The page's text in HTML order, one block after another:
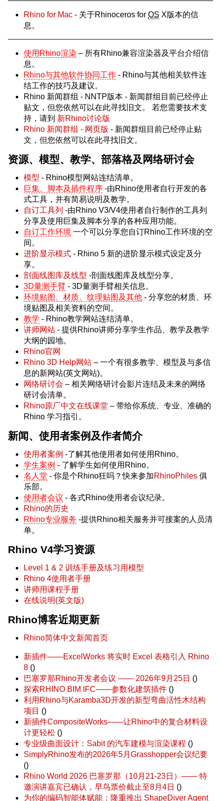
Rhino for Mac - 关于Rhinoceros for OS X版本的信
息。
使用Rhino渲染 – 所有Rhino兼容渲染器及平台介绍信
息。
Rhino与其他软件协同工作 - Rhino与其他相关软件连
结工作的技巧及建议。
Rhino 新闻群组 - NNTP版本 - 新闻群组目前已经停止
贴文，但您依然可以在此寻找旧文。 若您需要技术支
持，请到 新Rhino讨论版
Rhino 新闻群组 - 网页版 - 新闻群组目前已经停止贴
文，但您依然可以在此寻找旧文。
资源、模型、教学、部落格及网络研讨会
模型 - Rhino模型网站连结清单。
巨集、脚本及插件程序 -由Rhino使用者自行开发的各
式工具，并有简易说明及教学。
自订工具列 -由Rhino V3/V4使用者自行制作的工具列
分享及使用巨集及脚本分享的各种应用功能。
自订工作环境 一个可以分享您自订Rhino工作环境的空
间。
进阶显示模式 - Rhino 5 新的进阶显示模式设定及分
享。
剖面线图库及线型 -剖面线图库及线型分享。
3D量测手臂 - 3D量测手臂相关信息。
环境贴图、材质、纹理贴图及其他 - 分享您的材质、环
境贴图及相关资料的空间。
教学 - Rhino教学网站连结清单。
讲师网站 - 提供Rhino讲师分享学生作品、教学及教学
大纲的园地。
Rhino官网
Rhino 3D Help网站 – 一个有很多教学、模型及与多信
息的新网站(英文网站)。
网络研讨会 – 相关网络研讨会影片连结及未来的网络
研讨会清单。
Rhino原厂中文在线课堂 – 带给你系统、专业、准确的
Rhino 学习指引。
新闻、使用者案例及作者简介
使用者案例 -了解其他使用者如何使用Rhino。
学生案例 - 了解学生如何使用Rhino。
名人堂 - 你是个Rhino狂吗？快来参加RhinoPhiles 俱
乐部。
使用者会议 - 各式Rhino使用者会议纪录。
Rhino的历史
Rhino专业服务 -提供Rhino相关服务并可接案的人员清
单。
Rhino V4学习资源
Level 1 & 2 训练手册及练习用模型
Rhino 4使用者手册
讲师用课程手册
在线说明(英文版)
Rhino博客近期更新
Rhino简体中文新闻首页
新插件——ExcelWorks 将实时 Excel 表格引入 Rhino
8 ()
巴塞罗那Rhino开发者会议 —— 2026年9月25日 ()
探索RHINO BIM IFC——参数化建筑插件 ()
利用Rhino与Karamba3D开发的新型弯曲活性木结构
项目 ()
新插件CompositeWorks——让Rhino中的复合材料设
计更轻松 ()
专业级曲面设计：Sabit 的汽车建模与渲染课程 ()
SimplyRhino发布的2026年5月Grasshopper会议纪要
()
Rhino World 2026 巴塞罗那（10月21-23日）—— 特
邀演讲嘉宾已确认，早鸟票价截止至8月4日 ()
为你的编码智能体赋能：隆重推出 ShapeDiver Agent